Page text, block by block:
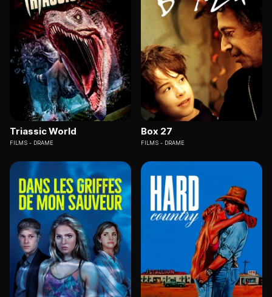
Triassic World
FILMS DRAME
Box 27
FILMS DRAME